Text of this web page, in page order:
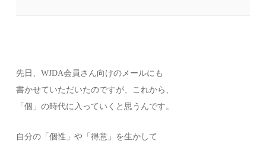
先日、WJDA会員さん向けのメールにも
書かせていただいたのですが、これから、
「個」の時代に入っていくと思うんです。
自分の「個性」や「得意」を生かして